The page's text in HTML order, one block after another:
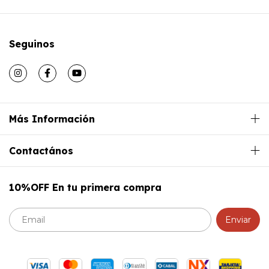
Seguinos
Más Información
Contactános
10%OFF En tu primera compra